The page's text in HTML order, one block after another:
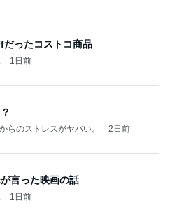
ったコストコ商品
1日前
らのストレスがヤバい。 2日前
言った映画の話
1日前